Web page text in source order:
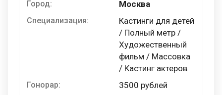
Город: Москва
Специализация:
Кастинги для детей
/ Полный метр /
Художественный
фильм / Массовка
/ Кастинг актеров
Гонорар: 3500 рублей